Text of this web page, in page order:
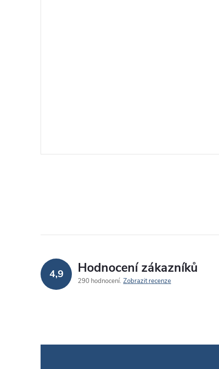
4,9 Hodnocení zákazníků
290 hodnocení Zobrazit recenze